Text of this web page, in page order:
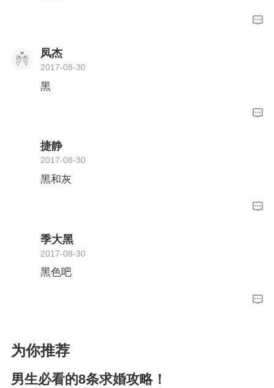
凤杰
2017-08-30
黑
捷静
2017-08-30
黑和灰
季大黑
2017-08-30
黑色吧
为你推荐
男生必看的8条求婚攻略！